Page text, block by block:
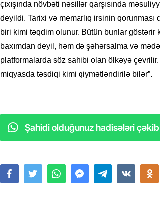
çıxışında növbəti nəsillər qarşısında
deyildi. Tarixi və memarlıq irsinin
biri kimi təqdim olunur. Bütün bunlar göstərir
baxımdan deyil, həm də şəhərsalma və
platformalarda söz sahibi olan ölkəyə
miqyasda təsdiqi kimi qiymətləndirilə bilər”.
Şahidi olduğunuz hadisələri